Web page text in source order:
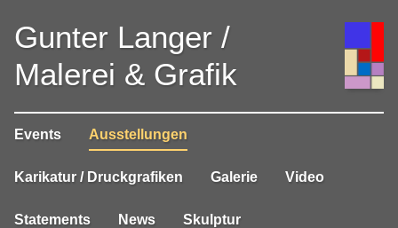
Gunter Langer /
Malerei & Grafik
Events Ausstellungen
Karikatur / Druckgrafiken Galerie Video
Statements News Skulptur